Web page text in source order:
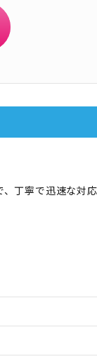
丁寧で迅速な対